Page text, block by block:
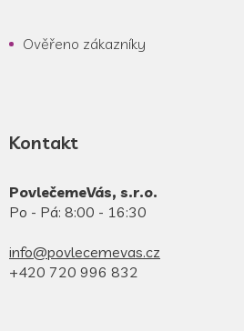
Ověřeno zákazníky
Kontakt
PovlečemeVás, s.r.o.
Po - Pá: 8:00 - 16:30
info@povlecemevas.cz
+420 720 996 832